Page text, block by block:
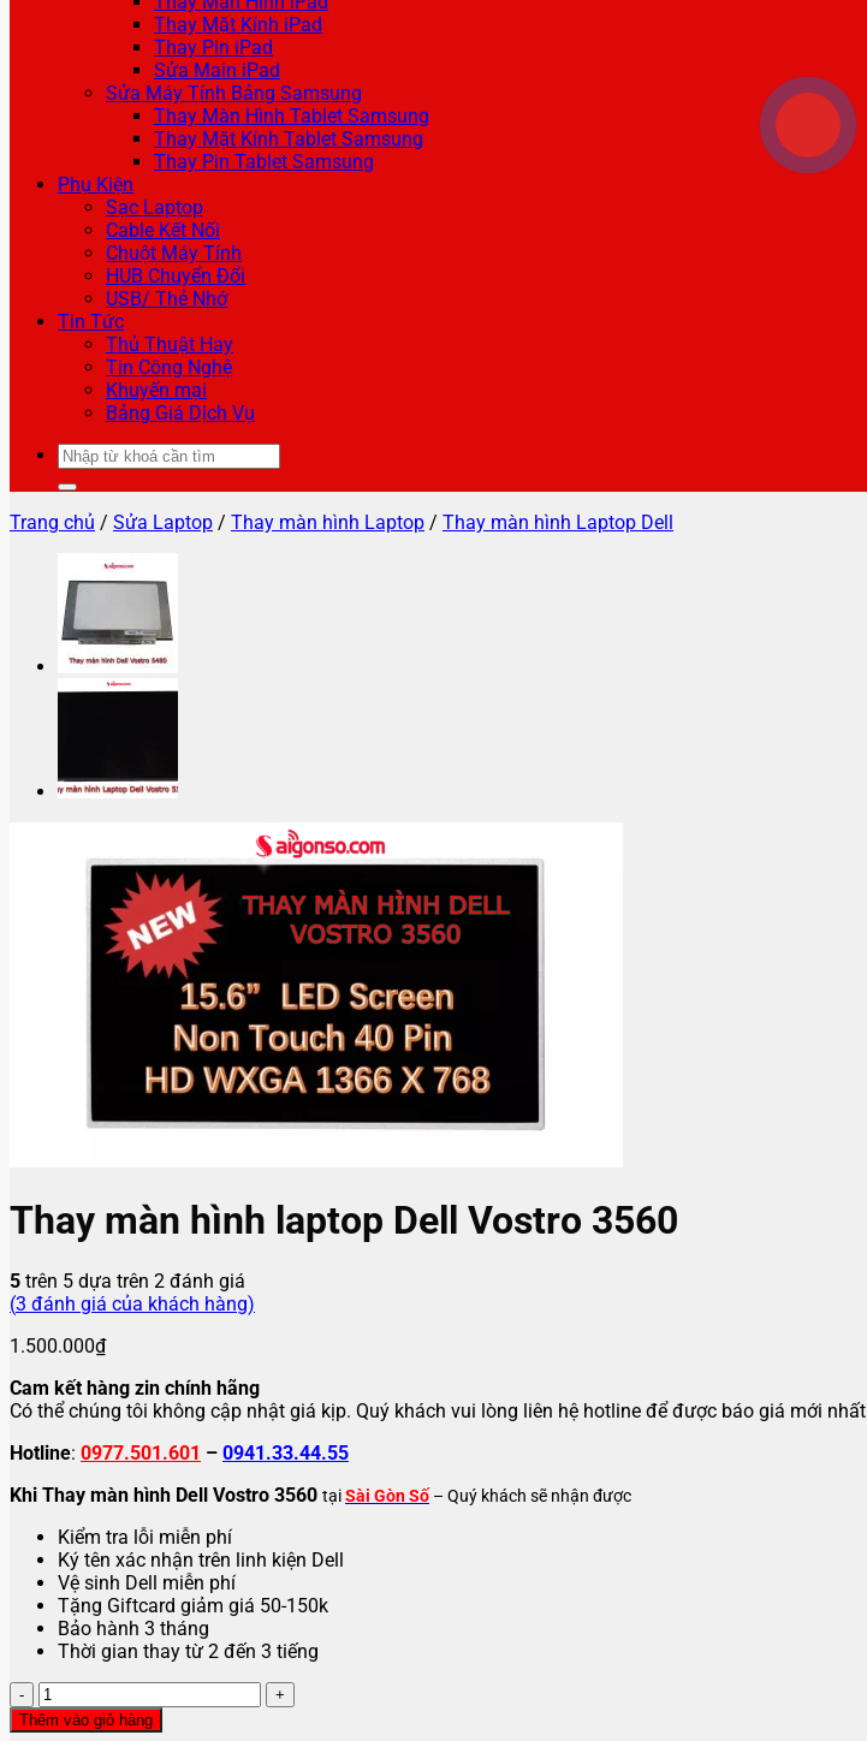
Thay Mặt Kính iPad
Thay Pin iPad
Sửa Main iPad
Sửa Máy Tính Bảng Samsung
Thay Màn Hình Tablet Samsung
Thay Mặt Kính Tablet Samsung
Thay Pin Tablet Samsung
Phụ Kiện
Sạc Laptop
Cable Kết Nối
Chuột Máy Tính
HUB Chuyển Đổi
USB/ Thẻ Nhớ
Tin Tức
Thủ Thuật Hay
Tin Công Nghệ
Khuyến mại
Bảng Giá Dịch Vụ
Tìm
kiếm:
Trang chủ / Sửa Laptop / Thay màn hình Laptop / Thay màn hình Laptop Dell
Thay màn hình laptop Dell Vostro 3560
5 trên 5 dựa trên 2 đánh giá
(3 đánh giá của khách hàng)
1.500.000₫
Cam kết hàng zin chính hãng
Có thể chúng tôi không cập nhật giá kịp. Quý khách vui lòng liên hệ hotline để được báo giá mới nhất
Hotline: 0977.501.601 – 0941.33.44.55
Khi Thay màn hình Dell Vostro 3560 tạiSài Gòn Số – Quý khách sẽ nhận được
Kiểm tra lỗi miễn phí
Ký tên xác nhận trên linh kiện Dell
Vệ sinh Dell miễn phí
Tặng Giftcard giảm giá 50-150k
Bảo hành 3 tháng
Thời gian thay từ 2 đến 3 tiếng
Thay
màn
Thêm vào giỏ hàng